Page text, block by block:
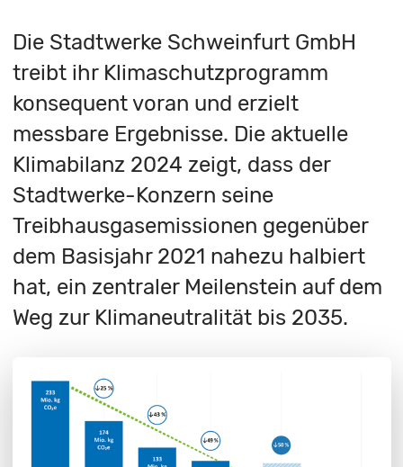
Die Stadtwerke Schweinfurt GmbH
treibt ihr Klimaschutzprogramm
konsequent voran und erzielt
messbare Ergebnisse. Die aktuelle
Klimabilanz 2024 zeigt, dass der
Stadtwerke-Konzern seine
Treibhausgasemissionen gegenüber
dem Basisjahr 2021 nahezu halbiert
hat, ein zentraler Meilenstein auf dem
Weg zur Klimaneutralität bis 2035.